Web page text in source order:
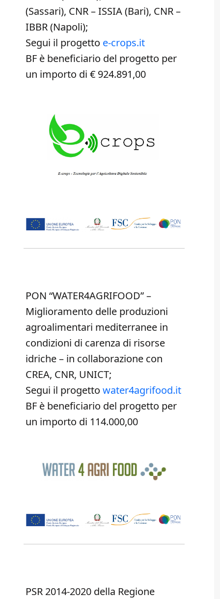
(Sassari), CNR – ISSIA (Bari), CNR –
IBBR (Napoli);
Segui il progetto e-crops.it
BF è beneficiario del progetto per
un importo di € 924.891,00
PON “WATER4AGRIFOOD” –
Miglioramento delle produzioni
agroalimentari mediterranee in
condizioni di carenza di risorse
idriche – in collaborazione con
CREA, CNR, UNICT;
Segui il progetto water4agrifood.it
BF è beneficiario del progetto per
un importo di 114.000,00
PSR 2014-2020 della Regione